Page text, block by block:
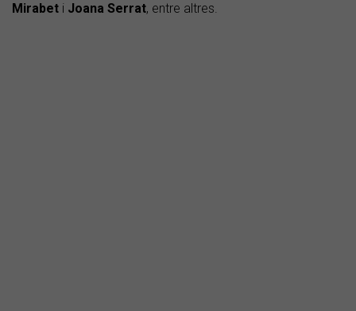
Mirabet i Joana Serrat, entre altres.